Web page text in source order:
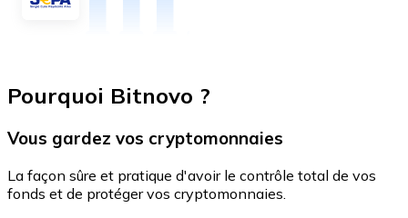
Pourquoi Bitnovo ?
Vous gardez vos cryptomonnaies
La façon sûre et pratique d'avoir le contrôle total de vos
fonds et de protéger vos cryptomonnaies.